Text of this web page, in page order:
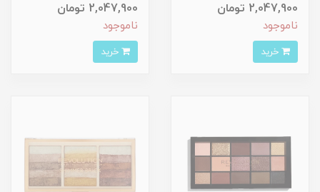
2,047,900 تومان
ناموجود
2,047,900 تومان
ناموجود